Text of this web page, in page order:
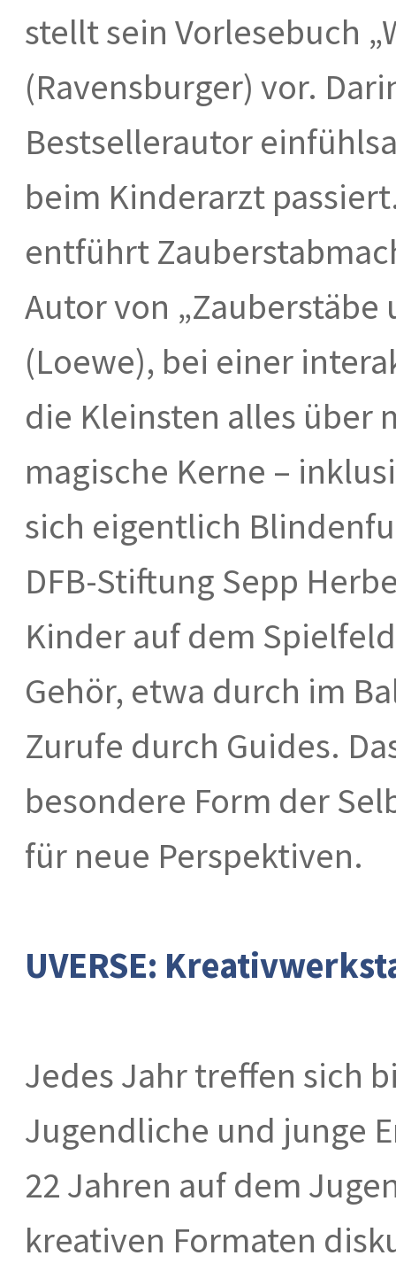
stellt sein Vorlesebuch
(Ravensburger) vor.
Bestsellerautor
beim Kinderarzt
entführt
Autor von „Zauberstäbe
(Loewe), bei einer
die Kleinsten alles über
magische Kerne –
sich eigentlich
DFB-Stiftung Sepp
Kinder auf dem
Gehör, etwa durch im
Zurufe durch Guides.
besondere Form der
für neue Perspektiven.
UVERSE:
Jedes Jahr treffen sich
Jugendliche und junge
22 Jahren auf dem
kreativen Formaten